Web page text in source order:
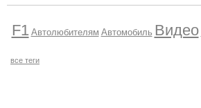
F1 Автолюбителям Автомобиль Видео
все теги